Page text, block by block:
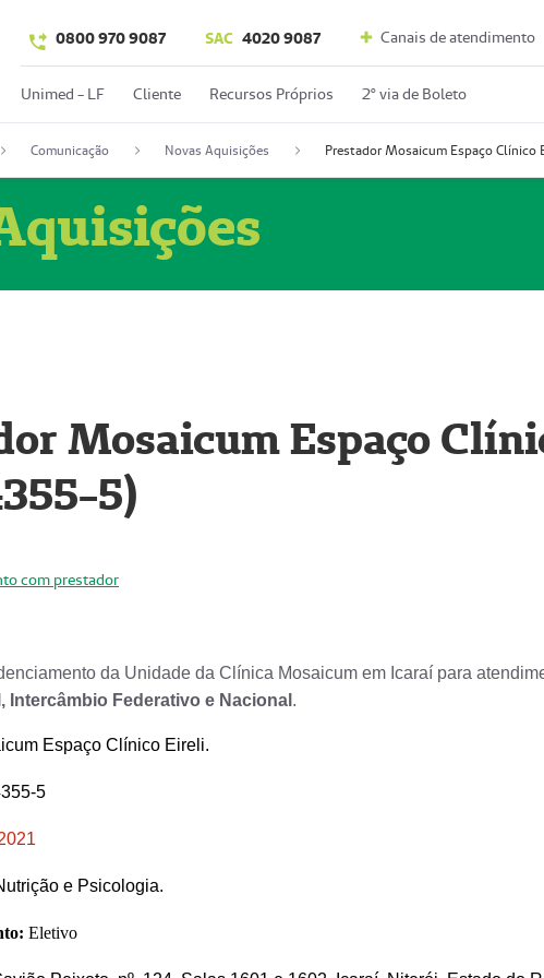
0800 970 9087 SAC 4020 9087 Canais de atendimento
Unimed - LF Cliente Recursos Próprios 2º via de Boleto
Comunicação Novas Aquisições
Mosaicum Espaço
5)
com prestador
da Unidade da Clínica Mosaicum em Icaraí para
Intercâmbio Federativo e Nacional .
Espaço Clínico Eireli.
5
e Psicologia.
Eletivo